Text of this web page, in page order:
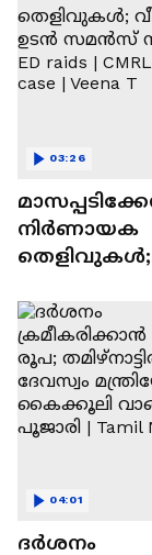
നിർണായക
തെളിവുകൾ;
സമൻസ്
ED raids |
off case |
03:26
ദർശനം
04:01